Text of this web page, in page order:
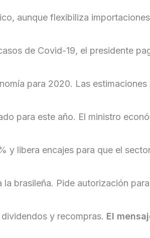
aunque flexibiliza
de Covid-19, el presidente
para 2020. Las
para este año. El ministro
y libera encajes para que el
la brasileña. Pide autorización
y recompras. El